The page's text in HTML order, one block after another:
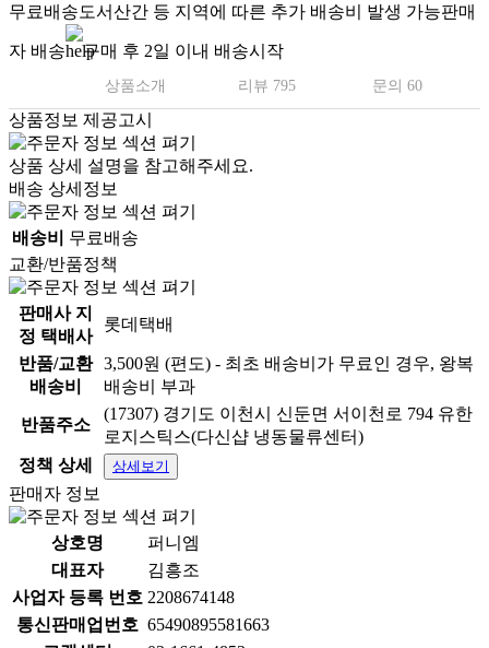
무료배송도서산간 등 지역에 따른 추가 배송비 발생 가능판매
자 배송 구매 후 2일 이내 배송시작
상품소개 리뷰 795 문의 60
상품정보 제공고시
상품 상세 설명을 참고해주세요.
배송 상세정보
배송비
무료배송
교환/반품정책
판매사 지
정 택배사
롯데택배
반품/교환
배송비
3,500원 (편도) - 최초 배송비가 무료인 경우, 왕복
배송비 부과
반품주소
(17307) 경기도 이천시 신둔면 서이천로 794 유한
로지스틱스(다신샵 냉동물류센터)
정책 상세
상세보기
판매자 정보
상호명
퍼니엠
대표자
김흥조
사업자 등록 번호 2208674148
통신판매업번호 65490895581663